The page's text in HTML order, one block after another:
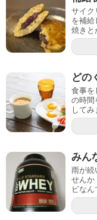
サイク
を補
焼きと
どの
食事を
の時間
してみ
みん
雨が続
せんか
ビな